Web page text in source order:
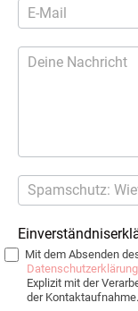
Mit dem Absenden
Datenschutzerklärung
Explizit mit der
der Kontaktaufnahme.